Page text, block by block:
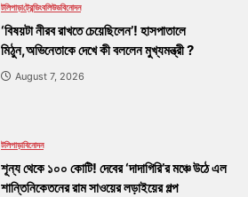
টলিপাড়াট্রেন্ডিংবলিউডবিনোদন
‘বিষয়টা নীরব রাখতে চেয়েছিলেন’! হাসপাতালে
মিঠুন,অভিনেতাকে দেখে কী বললেন মুখ্যমন্ত্রী ?
August 7, 2026
টলিপাড়াবিনোদন
শূন্য থেকে ১০০ কোটি! দেবের ‘দাদাগিরি’র মঞ্চে উঠে এল
শান্তিনিকেতনের রাম সাওয়ের লড়াইয়ের গল্প